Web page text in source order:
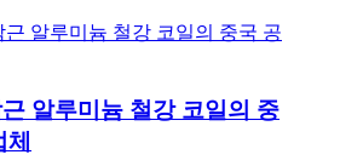
알루미늄 철강 코일의 중